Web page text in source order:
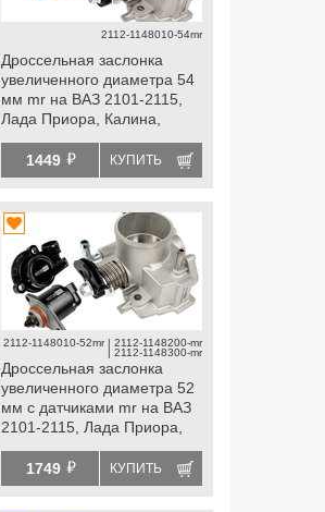
2112-1148010-54mr
Дроссельная заслонка
увеличенного диаметра 54
мм mr на ВАЗ 2101-2115,
Лада Приора, Калина,
1449 й КУПИТЬ
2112-1148010-52mr | 2112-1148200-mr
| 2112-1148300-mr
Дроссельная заслонка
увеличенного диаметра 52
мм с датчиками mr на ВАЗ
2101-2115, Лада Приора,
1749 й КУПИТЬ